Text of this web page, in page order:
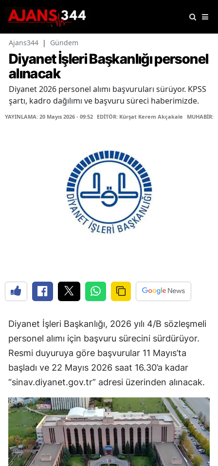
Ajans344 | Gündem
Diyanet İşleri Başkanlığı personel
alınacak
Diyanet 2026 personel alımı başvuruları sürüyor. KPSS
şartı, kadro dağılımı ve başvuru süreci haberimizde.
YAYINLAMA: 20 Mayıs 2026 - 09:52 EDİTÖR: Kürşat Kerem Akçakale MUHABİR:
Diyanet İşleri Başkanlığı, 2026 yılı 4/B sözleşmeli
personel alımı için başvuru sürecini sürdürüyor.
Resmi duyuruya göre başvurular 11 Mayıs’ta
başladı ve 22 Mayıs 2026 saat 16.30’a kadar
“sinav.diyanet.gov.tr” adresi üzerinden alınacak.